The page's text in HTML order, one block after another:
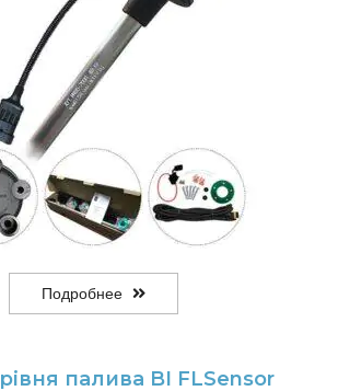
Подробнее
палива BI FLSensor